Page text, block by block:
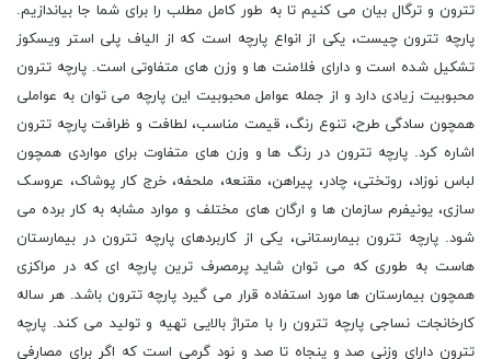
تترون و ترگال بیان می کنیم تا به طور کامل مطلب را برای شما جا بیاندازیم.
پارچه تترون چیست، یکی از انواع پارچه است که از الیاف پلی استر ویسکوز
تشکیل شده است و دارای فلامنت ها و وزن های متفاوتی است. پارچه تترون
محبوبیت زیادی دارد و از جمله عوامل محبوبیت این پارچه می توان به عواملی
همچون سادگی طرح، تنوع رنگ، قیمت مناسب، لطافت و ظرافت پارچه تترون
اشاره کرد. پارچه تترون در رنگ ها و وزن های متفاوت برای مواردی همچون
لباس نوزاد، روتختی، چادر، پیراهن، مقنعه، ملحفه، خرج کار پوشاک، عروسک
سازی، یونیفرم سازمان ها و ارگان های مختلف و موارد مشابه به کار برده می
شود. پارچه تترون بیمارستانی، یکی از کاربردهای پارچه تترون در بیمارستان
هاست به طوری که می توان شاید پرمصرف ترین پارچه ای که در مراکزی
همچون بیمارستان ها مورد استفاده قرار می گیرد پارچه تترون باشد. هر ساله
کارخانجات نساجی پارچه تترون را با متراژ بالایی تهیه و تولید می کند. پارچه
تترون دارای وزنی صد و پنجاه تا صد و نود گرمی است که اگر برای مصارفی